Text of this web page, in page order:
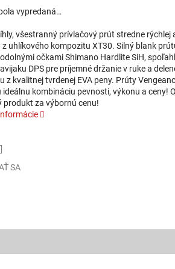
vypredaná…
všestranný prívlačový prút stredne rýchlej
z uhlíkového kompozitu XT30. Silný blank
očkami Shimano Hardlite SiH,
DPS pre príjemné držanie v ruke a
z kvalitnej tvrdenej EVA peny. Prúty
ideálnu kombináciu pevnosti, výkonu a ceny!
produkt za výbornú cenu!
SA